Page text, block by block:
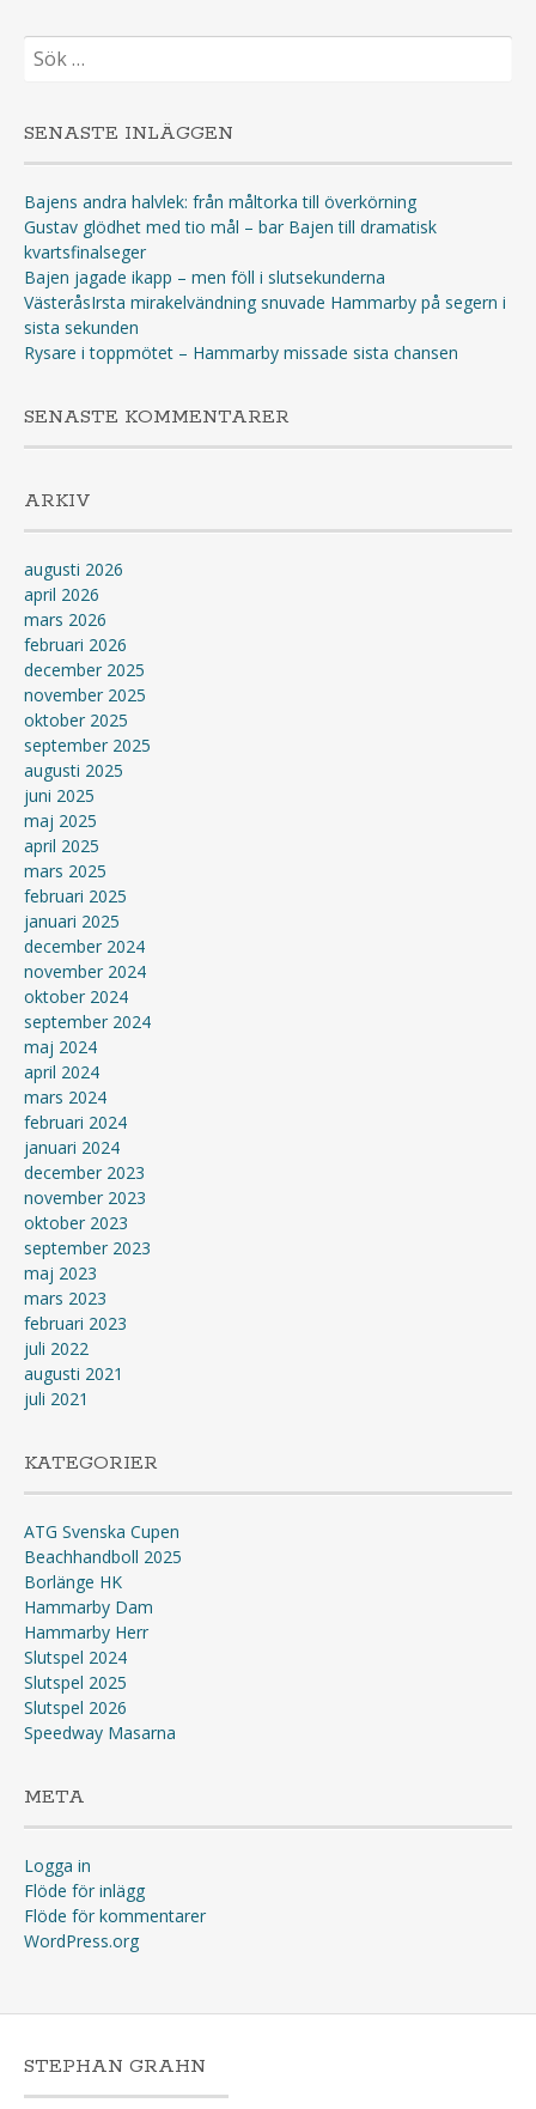
Sök
efter:
SENASTE INLÄGGEN
Bajens andra halvlek: från måltorka till överkörning
Gustav glödhet med tio mål – bar Bajen till dramatisk
kvartsfinalseger
Bajen jagade ikapp – men föll i slutsekunderna
VästeråsIrsta mirakelvändning snuvade Hammarby på segern i
sista sekunden
Rysare i toppmötet – Hammarby missade sista chansen
SENASTE KOMMENTARER
ARKIV
augusti 2026
april 2026
mars 2026
februari 2026
december 2025
november 2025
oktober 2025
september 2025
augusti 2025
juni 2025
maj 2025
april 2025
mars 2025
februari 2025
januari 2025
december 2024
november 2024
oktober 2024
september 2024
maj 2024
april 2024
mars 2024
februari 2024
januari 2024
december 2023
november 2023
oktober 2023
september 2023
maj 2023
mars 2023
februari 2023
juli 2022
augusti 2021
juli 2021
KATEGORIER
ATG Svenska Cupen
Beachhandboll 2025
Borlänge HK
Hammarby Dam
Hammarby Herr
Slutspel 2024
Slutspel 2025
Slutspel 2026
Speedway Masarna
META
Logga in
Flöde för inlägg
Flöde för kommentarer
WordPress.org
STEPHAN GRAHN